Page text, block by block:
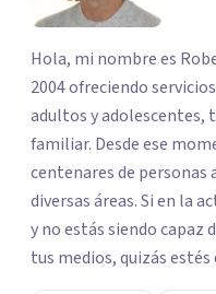
Hola, mi nombre es
2004 ofreciendo
adultos y adolescentes,
familiar. Desde ese
centenares de personas
diversas áreas. Si en la
y no estás siendo capaz
tus medios, quizás
pedir ayuda. Mi